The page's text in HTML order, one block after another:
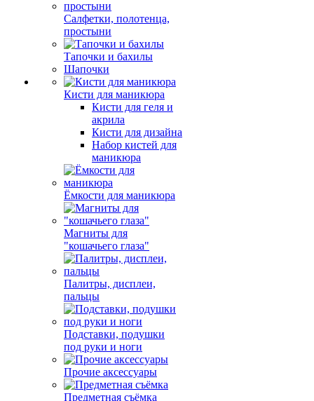
Салфетки, полотенца,
простыни
Тапочки и бахилы
Шапочки
Кисти для маникюра
Кисти для геля и
акрила
Кисти для дизайна
Набор кистей для
маникюра
Ёмкости для маникюра
Магниты для
"кошачьего глаза"
Палитры, дисплеи,
пальцы
Подставки, подушки
под руки и ноги
Прочие аксессуары
Предметная съёмка